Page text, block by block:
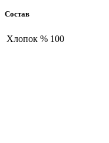
Состав
Хлопок % 100